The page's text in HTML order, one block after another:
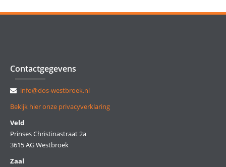
Contactgegevens
info@dos-westbroek.nl
Bekijk hier onze privacyverklaring
Veld
Prinses Christinastraat 2a
3615 AG Westbroek
Zaal